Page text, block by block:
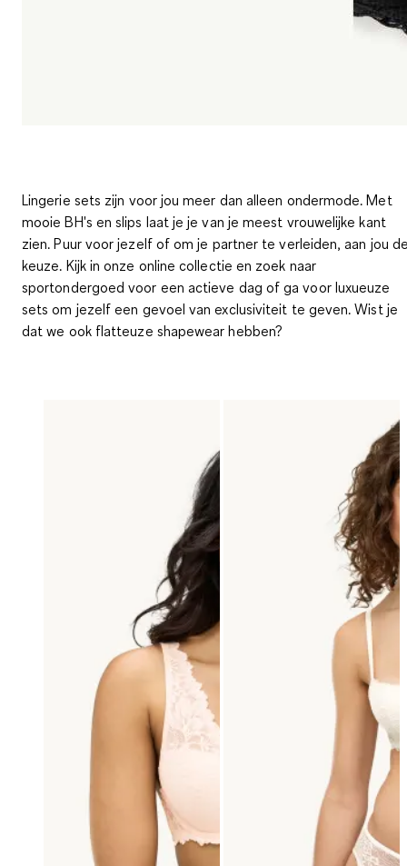
Lingerie sets zijn voor jou meer dan alleen ondermode. Met
mooie BH's en slips laat je je van je meest vrouwelijke kant
zien. Puur voor jezelf of om je partner te verleiden, aan jou
keuze. Kijk in onze online collectie en zoek naar
sportondergoed voor een actieve dag of ga voor luxueuze
sets om jezelf een gevoel van exclusiviteit te geven. Wist je
dat we ook flatteuze shapewear hebben?